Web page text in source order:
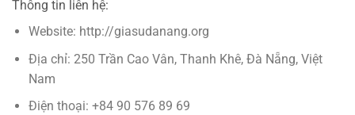
Thông tin liên hệ:
Website: http://giasudanang.org
Địa chỉ: 250 Trần Cao Vân, Thanh Khê, Đà Nẵng, Việt
Nam
Điện thoại: +84 90 576 89 69